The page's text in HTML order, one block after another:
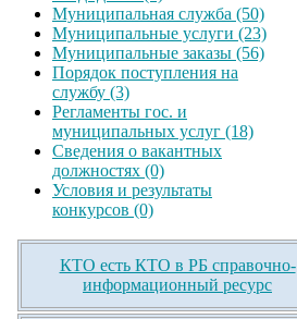
Муниципальная служба (50)
Муниципальные услуги (23)
Муниципальные заказы (56)
Порядок поступления на
службу (3)
Регламенты гос. и
муниципальных услуг (18)
Сведения о вакантных
должностях (0)
Условия и результаты
конкурсов (0)
КТО есть КТО в РБ справочно-
информационный ресурс